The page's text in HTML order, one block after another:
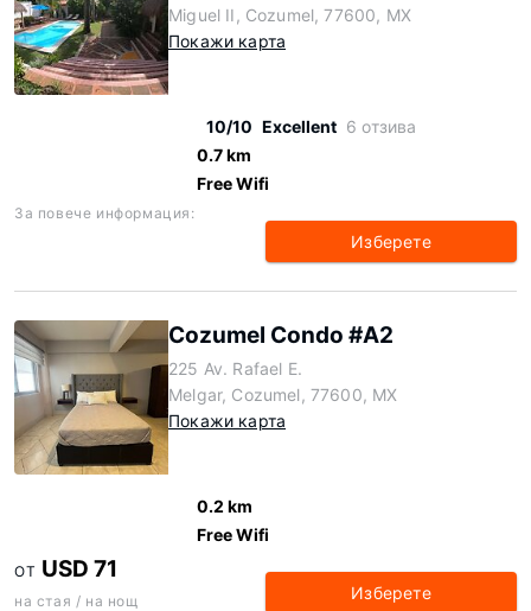
Miguel II, Cozumel, 77600, MX
Покажи карта
10/10 Excellent 6 отзива
0.7 km
Free Wifi
За повече информация:
Изберете
Cozumel Condo #A2
225 Av. Rafael E.
Melgar, Cozumel, 77600, MX
Покажи карта
0.2 km
Free Wifi
ОТ USD 71
на стая / на нощ Изберете